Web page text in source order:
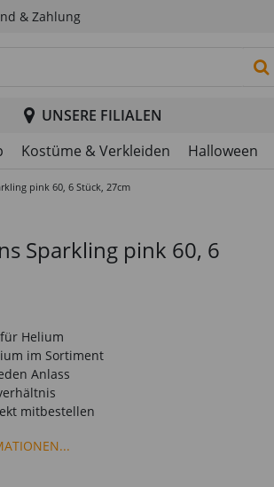
& Zahlung
UNSERE FILIALEN
Kostüme & Verkleiden Halloween
pink 60, 6 Stück, 27cm
Sparkling pink 60, 6
Helium
im Sortiment
Anlass
mitbestellen